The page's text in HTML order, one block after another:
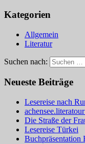
Kategorien
Allgemein
Literatur
Suchen nach:
Neueste Beiträge
Lesereise nach
Die Straße der
Lesereise Türkei
Buchpräsentation